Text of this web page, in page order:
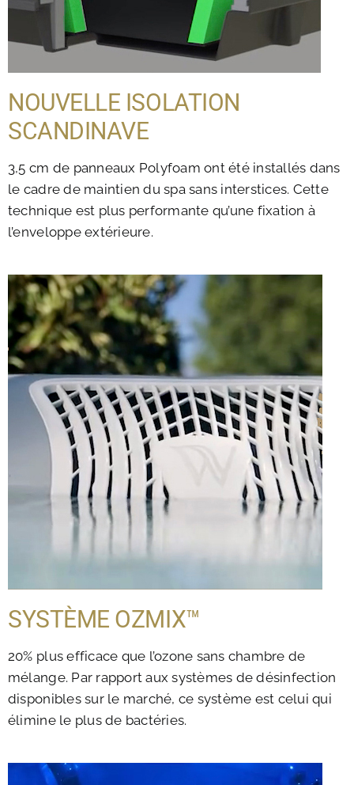
NOUVELLE ISOLATION
SCANDINAVE
3,5 cm de panneaux Polyfoam ont été installés dans
le cadre de maintien du spa sans interstices. Cette
technique est plus performante qu’une fixation à
l’enveloppe extérieure.
SYSTÈME OZMIX™
20% plus efficace que l’ozone sans chambre de
mélange. Par rapport aux systèmes de désinfection
disponibles sur le marché, ce système est celui qui
élimine le plus de bactéries.